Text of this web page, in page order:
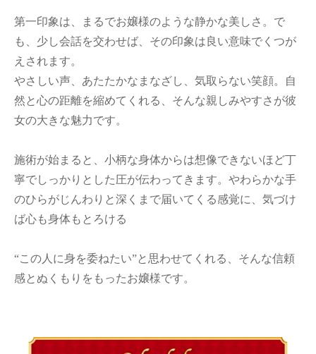
第一印象は、まるでお嬢様のような静かな美しさ。で
も、少し会話を交わせば、その印象は良い意味でくつが
えされます。
やさしい声、あたたかなまなざし、気取らない笑顔。自
然と心の距離を縮めてくれる、そんな親しみやすさが彼
女の大きな魅力です。
施術が始まると、小柄な身体からは想像できないほど丁
寧でしっかりとした圧が伝わってきます。やわらかな手
のひらがじんわりと深くまで届いてくる感覚に、気づけ
ば心も身体もとろける
“この人に身を委ねたい”と思わせてくれる、そんな信頼
感とぬくもりをもったお嬢様です。